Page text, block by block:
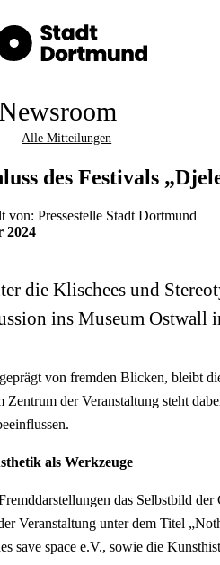
Alle Mitteilungen
des Festivals
von: Pressestelle Stadt Dortmund
2024
die Klischees und
ins Museum
von fremden Blicken, bleibt
Zentrum der Veranstaltung steht
als Werkzeuge
das Selbstbild
Veranstaltung unter dem Titel
save space e.V., sowie die